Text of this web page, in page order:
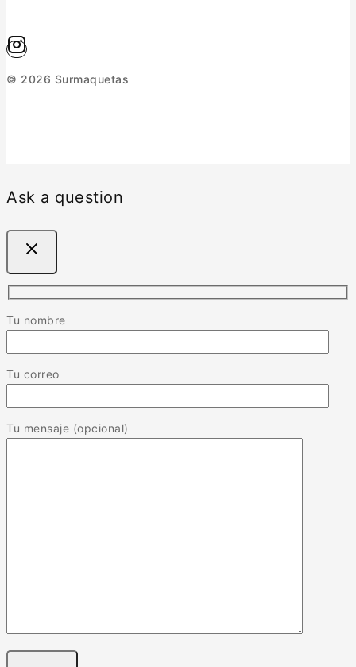
© 2026 Surmaquetas
Ask a question
Tu nombre
Tu correo
Tu mensaje (opcional)